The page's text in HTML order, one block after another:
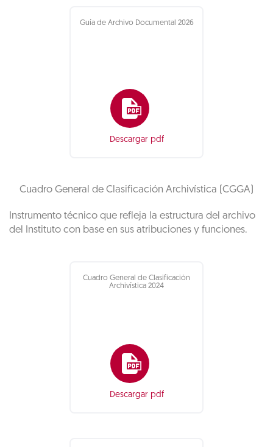
Guía de Archivo Documental 2026
Descargar pdf
Cuadro General de Clasificación Archivística (CGGA)
Instrumento técnico que refleja la estructura del archivo
del Instituto con base en sus atribuciones y funciones.
Cuadro General de Clasificación
Archivística 2024
Descargar pdf